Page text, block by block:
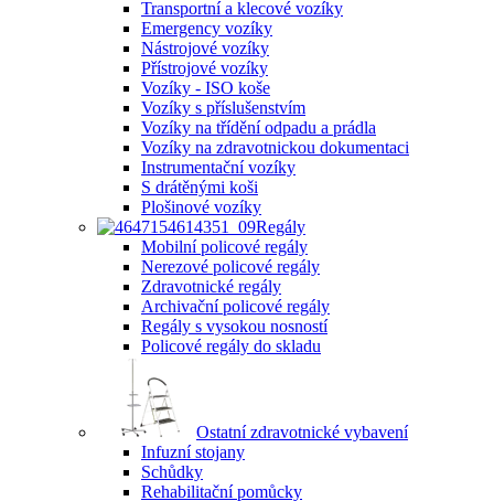
Transportní a klecové vozíky
Emergency vozíky
Nástrojové vozíky
Přístrojové vozíky
Vozíky - ISO koše
Vozíky s příslušenstvím
Vozíky na třídění odpadu a prádla
Vozíky na zdravotnickou dokumentaci
Instrumentační vozíky
S drátěnými koši
Plošinové vozíky
Regály
Mobilní policové regály
Nerezové policové regály
Zdravotnické regály
Archivační policové regály
Regály s vysokou nosností
Policové regály do skladu
Ostatní zdravotnické vybavení
Infuzní stojany
Schůdky
Rehabilitační pomůcky